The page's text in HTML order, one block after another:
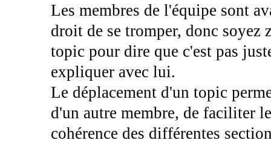
Les membres de l'équipe sont
droit de se tromper, donc soyez
topic pour dire que c'est pas
expliquer avec lui.
Le déplacement d'un topic
d'un autre membre, de faciliter
cohérence des différentes